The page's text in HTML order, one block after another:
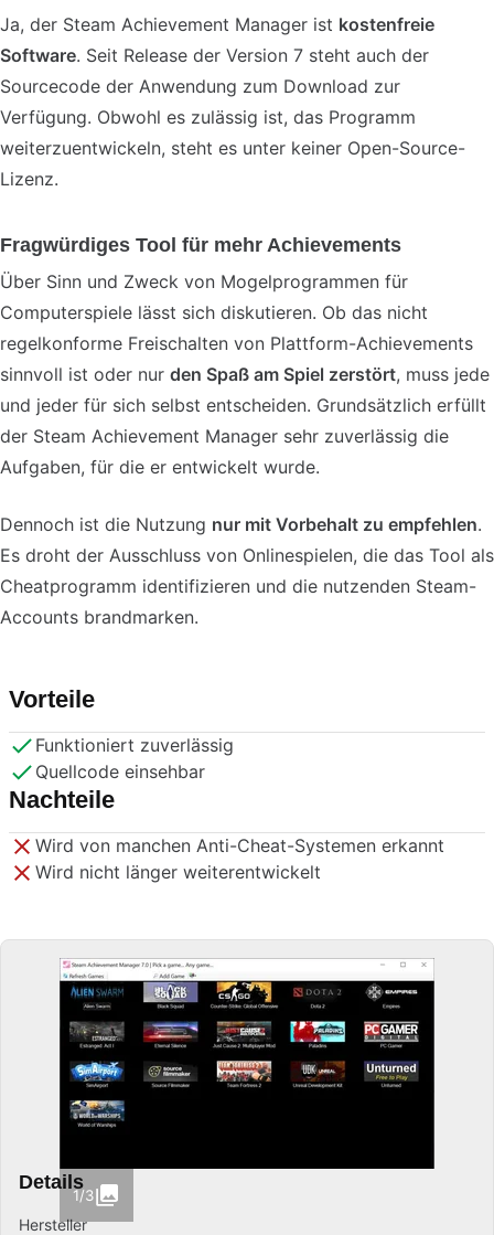
Ja, der Steam Achievement Manager ist kostenfreie
Software. Seit Release der Version 7 steht auch der
Sourcecode der Anwendung zum Download zur
Verfügung. Obwohl es zulässig ist, das Programm
weiterzuentwickeln, steht es unter keiner Open-Source-
Lizenz.
Fragwürdiges Tool für mehr Achievements
Über Sinn und Zweck von Mogelprogrammen für
Computerspiele lässt sich diskutieren. Ob das nicht
regelkonforme Freischalten von Plattform-Achievements
sinnvoll ist oder nur den Spaß am Spiel zerstört, muss jede
und jeder für sich selbst entscheiden. Grundsätzlich erfüllt
der Steam Achievement Manager sehr zuverlässig die
Aufgaben, für die er entwickelt wurde.
Dennoch ist die Nutzung nur mit Vorbehalt zu empfehlen.
Es droht der Ausschluss von Onlinespielen, die das Tool als
Cheatprogramm identifizieren und die nutzenden Steam-
Accounts brandmarken.
Vorteile
Funktioniert zuverlässig
Quellcode einsehbar
Nachteile
Wird von manchen Anti-Cheat-Systemen erkannt
Wird nicht länger weiterentwickelt
1/3
Details
Hersteller